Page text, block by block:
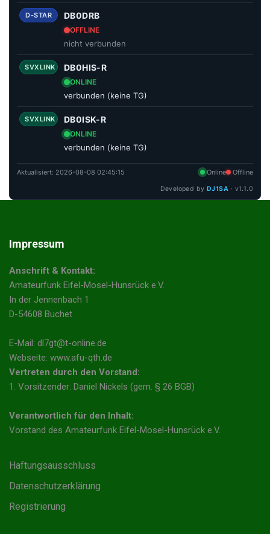
D-STAR DB0DRB
OFFLINE
nicht verbunden
SVXLINK DB0HIS-R
ONLINE
verbunden (keine TG)
SVXLINK DB0ISK-R
ONLINE
verbunden (keine TG)
Aktualisiert: 2026-08-08 02:45:15 Online Offline
Developed by DJ1SA · v1.1.0
Impressum
Anschrift & Kontakt:
Amateurfunk Eifel-Mosel-Hunsrück e.V.
In der Jennenbach 1
D-54608 Buchet
E-Mail: dl7gt@t-online.de
Webseite: www.afu-qth.de
Vertreten durch den Vorstand:
1. Vorsitzender: Daniel Nickels (gem. § 26 BGB)
Verantwortlich für den Inhalt:
Vorstand des Amateurfunk Eifel-Mosel-Hunsrück e.V.
Haftungsausschluss
Datenschutzerklärung
Registrierung